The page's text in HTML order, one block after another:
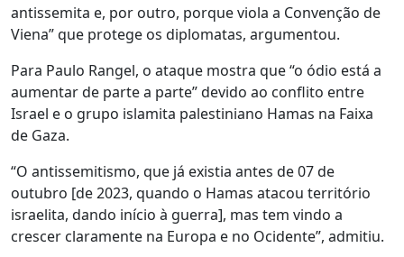
antissemita e, por outro, porque viola a Convenção de
Viena” que protege os diplomatas, argumentou.
Para Paulo Rangel, o ataque mostra que “o ódio está a
aumentar de parte a parte” devido ao conflito entre
Israel e o grupo islamita palestiniano Hamas na Faixa
de Gaza.
“O antissemitismo, que já existia antes de 07 de
outubro [de 2023, quando o Hamas atacou território
israelita, dando início à guerra], mas tem vindo a
crescer claramente na Europa e no Ocidente”, admitiu.